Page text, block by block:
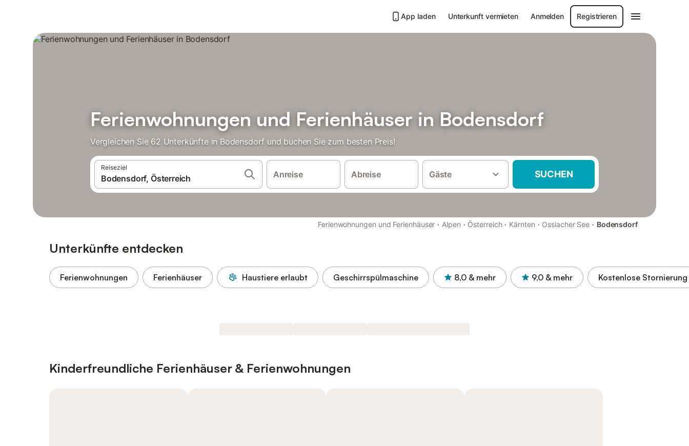
App laden Unterkunft vermieten Anmelden Registrieren
Ferienwohnungen und Ferienhäuser in Bodensdorf
Vergleichen Sie 62 Unterkünfte in Bodensdorf und buchen Sie zum besten Preis!
Reiseziel
Anreise Abreise Gäste SUCHEN
Ferienwohnungen und Ferienhäuser · Alpen · Österreich · Kärnten · Ossiacher See · Bodensdorf
Unterkünfte entdecken
Ferienwohnungen Ferienhäuser Haustiere erlaubt Geschirrspülmaschine 8,0 & mehr 9,0 & mehr Kostenlose Stornierung
Kinderfreundliche Ferienhäuser & Ferienwohnungen